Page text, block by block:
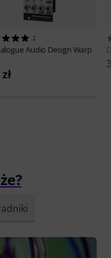
2
Audio Design Warp